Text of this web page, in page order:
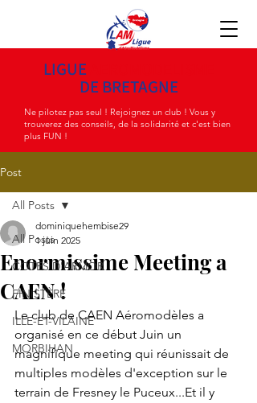
LIGUE
DE BRETAGNE
Ne pilotez pas seul ! Rejoignez un club ! Vous y
trouverez des conseils, de la solidarité et c'est bien
plus FUN !
Post
All Posts
COTES D'ARMOR
FINISTÈRE
ILLE-ET-VILAINE
MORBIHAN
All Posts
Enormissime Meeting a
CAEN !
dominiquehembise29
1 juin 2025
Le club de CAEN Aéromodèles a
organisé en ce début Juin un
magnifique meeting qui réunissait de
multiples modèles d'exception sur le
terrain de Fresney le Puceux...Et il y